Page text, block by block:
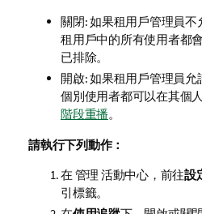
關閉: 如果租用戶管理員
租用戶中的所有使用者都
已排除。
開啟: 如果租用戶管理員
個別使用者都可以在其個
階段重播。
請執行下列動作：
在 管理 活動中心，前往設
引標籤。